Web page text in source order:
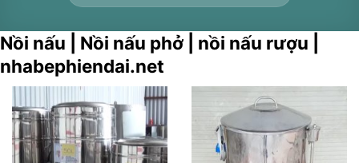
Nồi nấu | Nồi nấu phở | nồi nấu rượu |
nhabephiendai.net